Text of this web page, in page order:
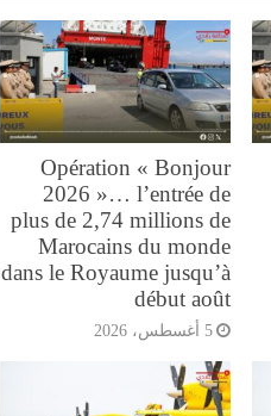
Opération « Bonjour
2026 »… l’entrée de
plus de 2,74 millions de
Marocains du monde
dans le Royaume jusqu’à
début août
5 أغسطس، 2026